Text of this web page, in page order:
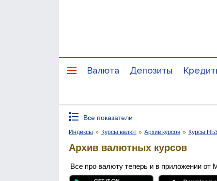
Валюта Депозиты
Все показатели
Индексы » Курсы валют » Архив курсов » Курсы
Архив валютных курсов
Все про валюту теперь и в приложении от